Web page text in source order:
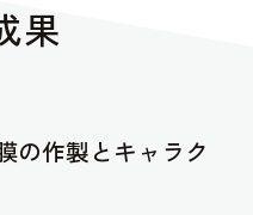
果
の作製とキャラク